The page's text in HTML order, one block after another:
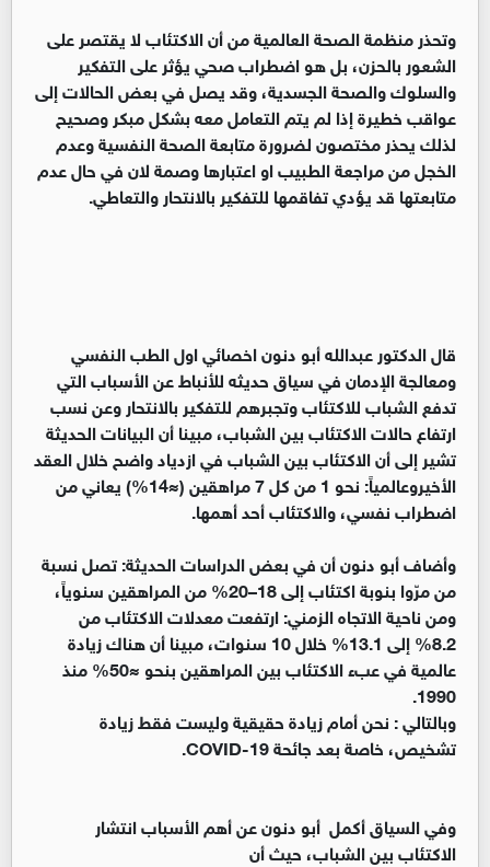
وتحذر منظمة الصحة العالمية من أن الاكتئاب لا يقتصر على
الشعور بالحزن، بل هو اضطراب صحي يؤثر على التفكير
والسلوك والصحة الجسدية، وقد يصل في بعض الحالات إلى
عواقب خطيرة إذا لم يتم التعامل معه بشكل مبكر وصحيح
لذلك يحذر مختصون لضرورة متابعة الصحة النفسية وعدم
الخجل من مراجعة الطبيب او اعتبارها وصمة لان في حال عدم
متابعتها قد يؤدي تفاقمها للتفكير بالانتحار والتعاطي.
قال الدكتور عبدالله أبو دنون اخصائي اول الطب النفسي
ومعالجة الإدمان في سياق حديثه للأنباط عن الأسباب التي
تدفع الشباب للاكتئاب وتجبرهم للتفكير بالانتحار وعن نسب
ارتفاع حالات الاكتئاب بين الشباب، مبينا أن البيانات الحديثة
تشير إلى أن الاكتئاب بين الشباب في ازدياد واضح خلال العقد
الأخيروعالمياً: نحو 1 من كل 7 مراهقين (≈14%) يعاني من
اضطراب نفسي، والاكتئاب أحد أهمها.
وأضاف أبو دنون أن في بعض الدراسات الحديثة: تصل نسبة
من مرّوا بنوبة اكتئاب إلى 18–20% من المراهقين سنوياً،
ومن ناحية الاتجاه الزمني: ارتفعت معدلات الاكتئاب من
8.2% إلى 13.1% خلال 10 سنوات، مبينا أن هناك زيادة
عالمية في عبء الاكتئاب بين المراهقين بنحو ≈50% منذ
1990.
وبالتالي : نحن أمام زيادة حقيقية وليست فقط زيادة
تشخيص، خاصة بعد جائحة COVID-19.
وفي السياق أكمل أبو دنون عن أهم الأسباب انتشار
الاكتئاب بين الشباب، حيث أن